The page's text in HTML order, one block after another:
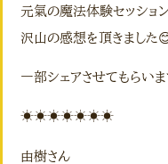
元氣の魔法体験セッショ
沢山の感想を頂きました
一部シェアさせてもらい
☀️☀️☀️☀️☀️☀️☀️
由樹さん